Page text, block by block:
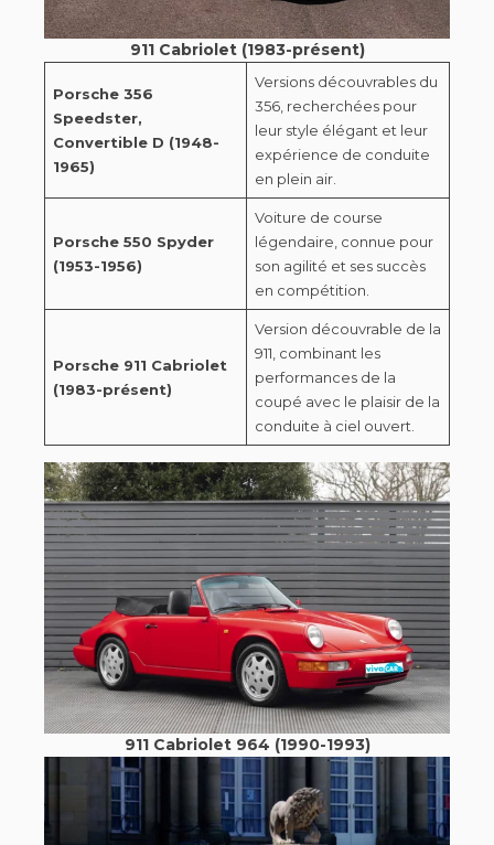
911 Cabriolet (1983-présent)
Porsche 356
Speedster,
Convertible D (1948-
1965)
Versions découvrables du
356, recherchées pour
leur style élégant et leur
expérience de conduite
en plein air.
Porsche 550 Spyder
(1953-1956)
Voiture de course
légendaire, connue pour
son agilité et ses succès
en compétition.
Porsche 911 Cabriolet
(1983-présent)
Version découvrable de la
911, combinant les
performances de la
coupé avec le plaisir de la
conduite à ciel ouvert.
911 Cabriolet 964 (1990-1993)